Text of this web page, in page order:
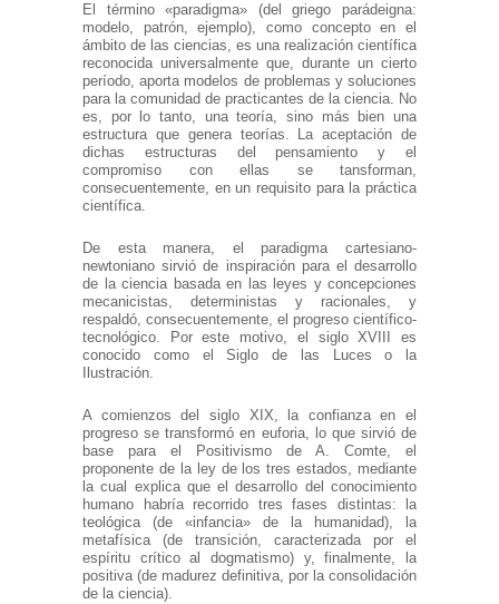
El término «paradigma» (del griego parádeigna:
modelo, patrón, ejemplo), como concepto en el
ámbito de las ciencias, es una realización científica
reconocida universalmente que, durante un cierto
período, aporta modelos de problemas y soluciones
para la comunidad de practicantes de la ciencia. No
es, por lo tanto, una teoría, sino más bien una
estructura que genera teorías. La aceptación de
dichas estructuras del pensamiento y el
compromiso con ellas se tansforman,
consecuentemente, en un requisito para la práctica
científica.
De esta manera, el paradigma cartesiano-
newtoniano sirvió de inspiración para el desarrollo
de la ciencia basada en las leyes y concepciones
mecanicistas, deterministas y racionales, y
respaldó, consecuentemente, el progreso científico-
tecnológico. Por este motivo, el siglo XVIII es
conocido como el Siglo de las Luces o la
Ilustración.
A comienzos del siglo XIX, la confianza en el
progreso se transformó en euforia, lo que sirvió de
base para el Positivismo de A. Comte, el
proponente de la ley de los tres estados, mediante
la cual explica que el desarrollo del conocimiento
humano habría recorrido tres fases distintas: la
teológica (de «infancia» de la humanidad), la
metafísica (de transición, caracterizada por el
espíritu crítico al dogmatismo) y, finalmente, la
positiva (de madurez definitiva, por la consolidación
de la ciencia).